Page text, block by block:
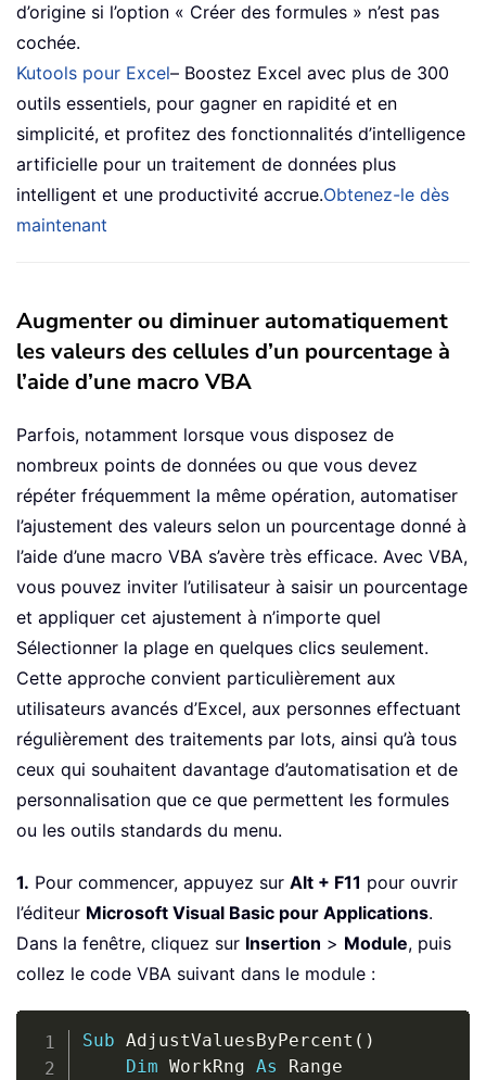
d’origine si l’option « Créer des formules » n’est pas
cochée.
Kutools pour Excel– Boostez Excel avec plus de 300
outils essentiels, pour gagner en rapidité et en
simplicité, et profitez des fonctionnalités d’intelligence
artificielle pour un traitement de données plus
intelligent et une productivité accrue.Obtenez-le dès
maintenant
Augmenter ou diminuer automatiquement
les valeurs des cellules d’un pourcentage à
l’aide d’une macro VBA
Parfois, notamment lorsque vous disposez de
nombreux points de données ou que vous devez
répéter fréquemment la même opération, automatiser
l’ajustement des valeurs selon un pourcentage donné à
l’aide d’une macro VBA s’avère très efficace. Avec VBA,
vous pouvez inviter l’utilisateur à saisir un pourcentage
et appliquer cet ajustement à n’importe quel
Sélectionner la plage en quelques clics seulement.
Cette approche convient particulièrement aux
utilisateurs avancés d’Excel, aux personnes effectuant
régulièrement des traitements par lots, ainsi qu’à tous
ceux qui souhaitent davantage d’automatisation et de
personnalisation que ce que permettent les formules
ou les outils standards du menu.
1. Pour commencer, appuyez sur Alt + F11 pour ouvrir
l’éditeur Microsoft Visual Basic pour Applications.
Dans la fenêtre, cliquez sur Insertion > Module, puis
collez le code VBA suivant dans le module :
Sub AdjustValuesByPercent ( )
Dim WorkRng As Range